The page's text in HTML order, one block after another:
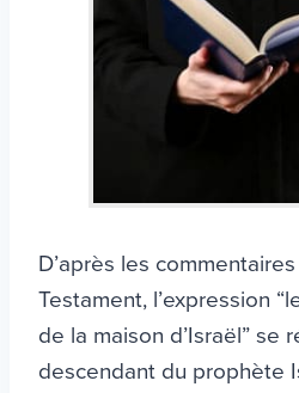
D’après les
Testament, l’expression
de la maison d’Israël” se
descendant du prophète